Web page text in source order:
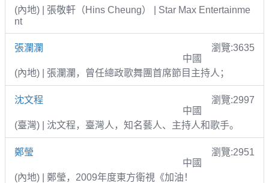
(內地) | 張敬軒（Hins Cheung） | Star Max Entertainme
nt
張瀾瀾
瀏覽:3635
中國
(內地) | 張瀾瀾，曾任總政歌舞團首席節目主持人；
沈文程
瀏覽:2997
中國
(臺灣) | 沈文程，臺灣人，知名藝人、主持人和歌手。
鄭瑩
瀏覽:2951
中國
(內地) | 鄭瑩，2009年度東方衛視《加油！